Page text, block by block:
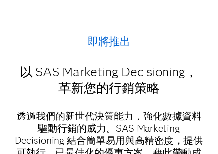
即將推出
以 SAS Marketing Decisioning，
革新您的行銷策略
透過我們的新世代決策能力，強化數據資料
驅動行銷的威力。SAS Marketing
Decisioning 結合簡單易用與高精密度，提供